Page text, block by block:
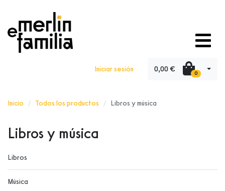
Iniciar sesión 0,00 € 0
Inicio Todos los productos Libros y música
Libros y música
Libros
Música